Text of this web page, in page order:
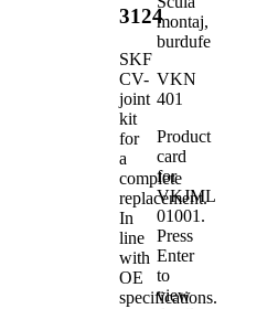
3124
SKF
CV-
joint
kit
for
a
complete
replacement.
In
line
with
OE
specifications.
montaj,
burdufe
VKN
401
Product
card
for
VKJML
01001 .
Press
Enter
to
view